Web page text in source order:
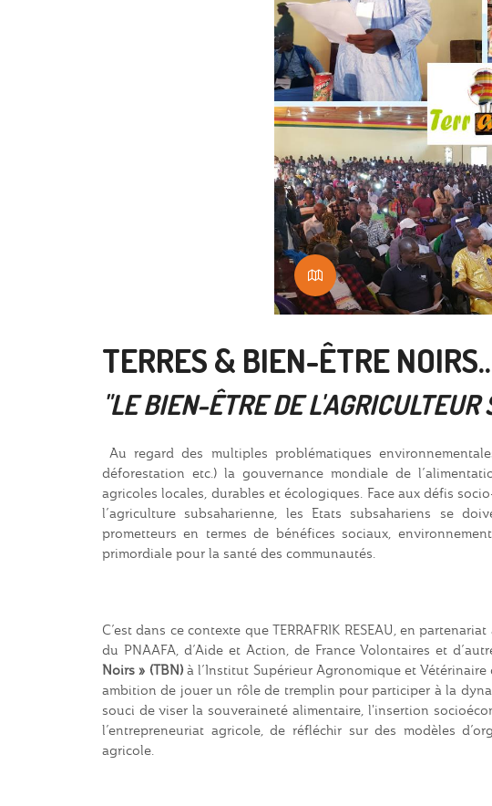
TERRES & BIEN-ÊTRE
"LE BIEN-ÊTRE DE
Au regard des multiples problématiques
déforestation etc.) la gouvernance mondiale de
agricoles locales, durables et écologiques. Face aux défis
l’agriculture subsaharienne, les Etats subsahariens se
prometteurs en termes de bénéfices sociaux,
primordiale pour la santé des communautés.
C’est dans ce contexte que TERRAFRIK RESEAU, en
du PNAAFA, d’Aide et Action, de France Volontaires et
Noirs » (TBN)à l’Institut Supérieur Agronomique et Vétérinaire
ambition de jouer un rôle de tremplin pour participer à la
souci de viser la souveraineté alimentaire, l'insertion
l’entrepreneuriat agricole, de réfléchir sur des modèles
agricole.